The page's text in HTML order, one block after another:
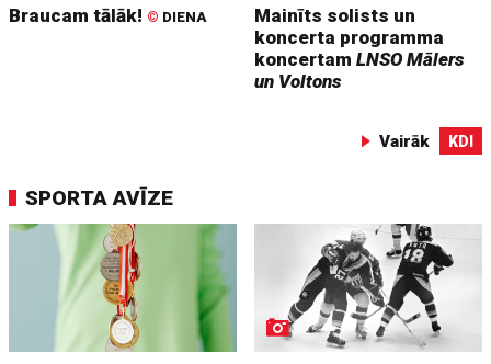
Braucam tālāk! © DIENA
Mainīts solists un
koncerta programma
koncertamLNSO Mālers
un Voltons
Vairāk KDI
SPORTA AVĪZE